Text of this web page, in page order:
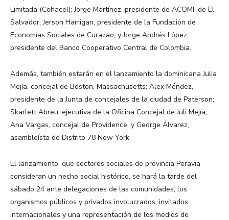
Limitada (Cohacel); Jorge Martínez, presidente de ACOMI, de El
Salvador; Jerson Harrigan, presidente de la Fundación de
Economías Sociales de Curazao; y Jorge Andrés López,
presidente del Banco Cooperativo Central de Colombia.
Además, también estarán en el lanzamiento la dominicana Julia
Mejía, concejal de Boston, Massachusetts; Alex Méndez,
presidente de la Junta de concejales de la ciudad de Paterson;
Skarlett Abreu, ejecutiva de la Oficina Concejal de Juli Mejía;
Ana Vargas, concejal de Providence; y George Álvarez,
asambleísta de Distrito 78 New York.
El lanzamiento, que sectores sociales de provincia Peravia
consideran un hecho social histórico, se hará la tarde del
sábado 24 ante delegaciones de las comunidades, los
organismos públicos y privados involucrados, invitados
internacionales y una representación de los medios de